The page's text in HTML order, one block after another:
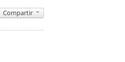
Compartir